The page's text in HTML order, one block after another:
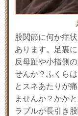
股関節に何か症
あります。足裏
反母趾や小指側
せんか？ふくら
とスネあたりが
ませんか？かか
ラブルが長引き